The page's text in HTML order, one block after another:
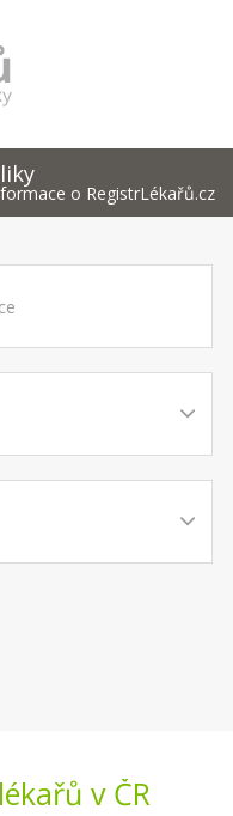
o RegistrLékařů.cz
v ČR